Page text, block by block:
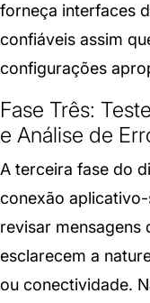
forneça interfaces
confiáveis assim
configurações
Fase Três:
e Análise de
A terceira fase do
conexão
revisar mensagens
esclarecem a
ou conectividade.